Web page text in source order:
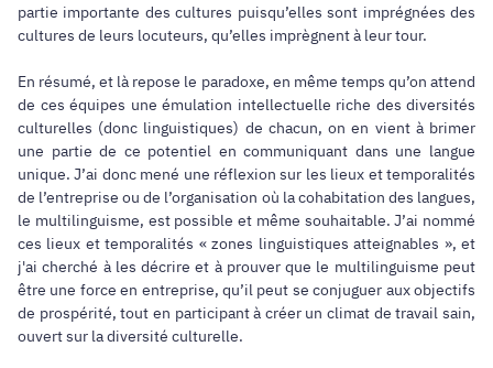
partie importante des cultures puisqu’elles sont imprégnées des
cultures de leurs locuteurs, qu’elles imprègnent à leur tour.
En résumé, et là repose le paradoxe, en même temps qu’on attend
de ces équipes une émulation intellectuelle riche des diversités
culturelles (donc linguistiques) de chacun, on en vient à brimer
une partie de ce potentiel en communiquant dans une langue
unique. J’ai donc mené une réflexion sur les lieux et temporalités
de l’entreprise ou de l’organisation où la cohabitation des langues,
le multilinguisme, est possible et même souhaitable. J’ai nommé
ces lieux et temporalités « zones linguistiques atteignables », et
j'ai cherché à les décrire et à prouver que le multilinguisme peut
être une force en entreprise, qu’il peut se conjuguer aux objectifs
de prospérité, tout en participant à créer un climat de travail sain,
ouvert sur la diversité culturelle.